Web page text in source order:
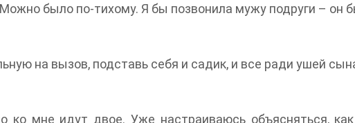
было по-тихому. Я бы позвонила мужу подруги – он
на вызов, подставь себя и садик, и все ради ушей
мне идут двое. Уже настраиваюсь объясняться,